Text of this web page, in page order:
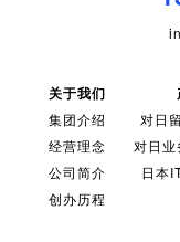
关于我们
集团介绍
经营理念
公司简介
创办历程
对日
对日
日本